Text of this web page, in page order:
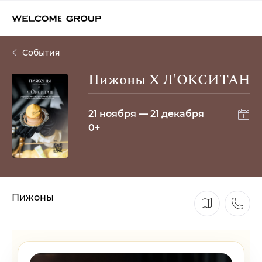
События
Пижоны Х Л'ОКСИТАН
21 ноября — 21 декабря
0+
Пижоны